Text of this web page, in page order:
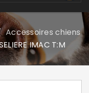
Accessoires chiens
IMAC T:M